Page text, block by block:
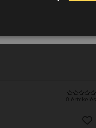
0 értékelés